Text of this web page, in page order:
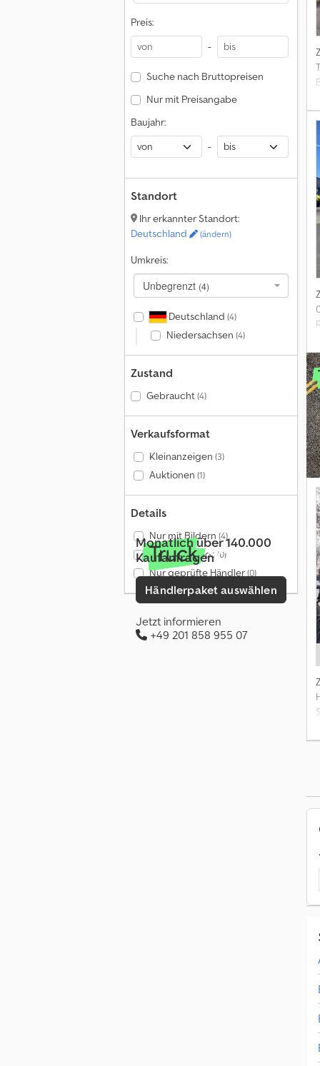
Preis:
-
Suche nach Bruttopreisen
Nur mit Preisangabe
Baujahr:
-
Standort
Ihr erkannter Standort:
Deutschland
(ändern)
Umkreis:
Unbegrenzt (4)
Deutschland (4)
Niedersachsen (4)
Zustand
Gebraucht(4)
Verkaufsformat
Kleinanzeigen (3)
Auktionen (1)
Details
Nur mit Bildern (4)
Nur mit Videos (0)
Nur geprüfte Händler(0)
Monatlich über 140.000
Kaufanfragen
Händlerpaket auswählen
Jetzt informieren
+49 201 858 955 07